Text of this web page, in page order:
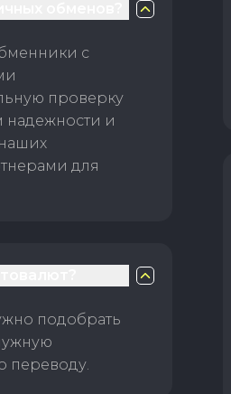
с
проверку
надежности и
для
подобрать
переводу.